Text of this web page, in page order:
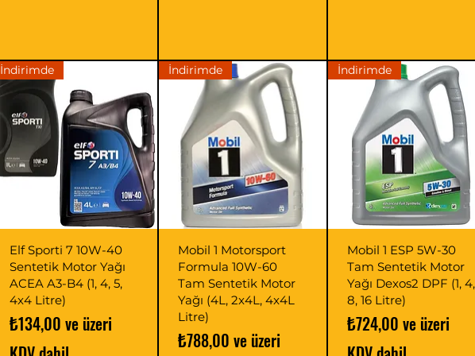
İndirimde
Elf Sporti 7 10W-40
Sentetik Motor Yağı
ACEA A3-B4 (1, 4, 5,
4x4 Litre)
₺134,00 ve üzeri
İndirimli Fiyat
İndirimde
Mobil 1 Motorsport
Formula 10W-60
Tam Sentetik Motor
Yağı (4L, 2x4L, 4x4L
Litre)
₺788,00 ve üzeri
İndirimli Fiyat
İndirimde
Mobil 1 ESP 5W-30
Tam Sentetik Motor
Yağı Dexos2 DPF (1, 4,
8, 16 Litre)
₺724,00 ve üzeri
İndirimli Fiyat